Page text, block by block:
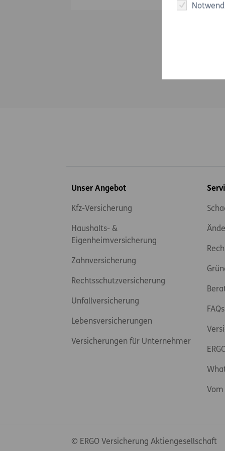
Inhaltsübersicht
Unser Angebot
Kfz-Versicherung
Haushalts- &
Eigenheimversicherung
Zahnversicherung
Rechtsschutzversicherung
Unfallversicherung
Lebensversicherungen
Versicherungen für Unternehmer
FAQs
© ERGO Versicherung Aktiengesellschaft